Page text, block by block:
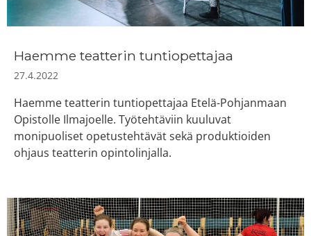
Haemme teatterin tuntiopettajaa
27.4.2022
Haemme teatterin tuntiopettajaa Etelä-Pohjanmaan
Opistolle Ilmajoelle. Työtehtäviin kuuluvat
monipuoliset opetustehtävät sekä produktioiden
ohjaus teatterin opintolinjalla.